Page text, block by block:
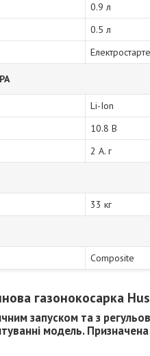
0.9 л
0.5 л
Li-Ion
10.8 В
2 А. г
33 кг
Composite
газонокосарка
запуском та з
модель.